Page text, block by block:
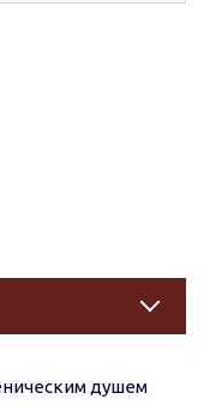
душем